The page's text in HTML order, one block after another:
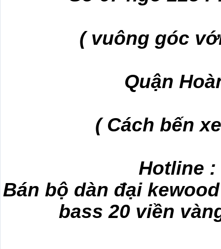
( vuông góc
Quận
( Cách bến
Hotline :
Bán bộ dàn đại
bass 20 viền